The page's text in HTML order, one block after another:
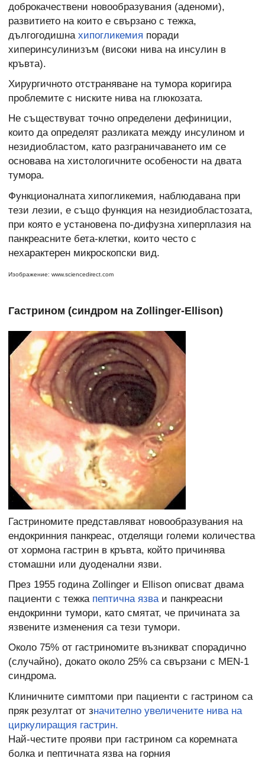
доброкачествени новообразувания (аденоми),
развитието на които е свързано с тежка,
дългогодишна хипогликемия поради
хиперинсулинизъм (високи нива на инсулин в
кръвта).
Хирургичното отстраняване на тумора коригира
проблемите с ниските нива на глюкозата.
Не съществуват точно определени дефиниции,
които да определят разликата между инсулином и
незидиобластом, като разграничаването им се
основава на хистологичните особености на двата
тумора.
Функционалната хипогликемия, наблюдавана при
тези лезии, е също функция на незидиобластозата,
при която е установена по-дифузна хиперплазия на
панкреасните бета-клетки, които често с
нехарактерен микроскопски вид.
Изображение: www.sciencedirect.com
Гастрином (синдром на Zollinger-Ellison)
Гастриномите представляват новообразувания на
ендокринния панкреас, отделящи големи количества
от хормона гастрин в кръвта, който причинява
стомашни или дуоденални язви.
През 1955 година Zollinger и Ellison описват двама
пациенти с тежка пептична язваи панкреасни
ендокринни тумори, като смятат, че причината за
язвените изменения са тези тумори.
Около 75% от гастриномите възникват спорадично
(случайно), докато около 25% са свързани с MEN-1
синдрома.
Клиничните симптоми при пациенти с гастрином са
пряк резултат от значително увеличените нива на
циркулиращия гастрин.
Най-честите прояви при гастрином са коремната
болка и пептичната язва на горния